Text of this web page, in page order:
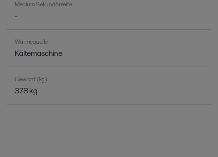
Medium Sekundärseite
-
Wärmequelle
Kältemaschine
Gewicht (kg)
378 kg